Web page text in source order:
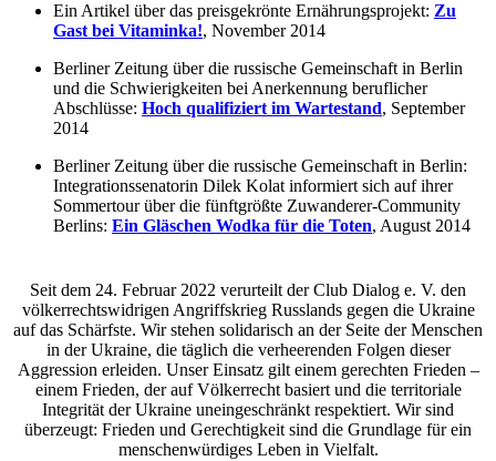
Ein Artikel über das preisgekrönte Ernährungsprojekt: Zu
Gast bei Vitaminka!, November 2014
Berliner Zeitung über die russische Gemeinschaft in Berlin
und die Schwierigkeiten bei Anerkennung beruflicher
Abschlüsse: Hoch qualifiziert im Wartestand, September
2014
Berliner Zeitung über die russische Gemeinschaft in Berlin:
Integrationssenatorin Dilek Kolat informiert sich auf ihrer
Sommertour über die fünftgrößte Zuwanderer-Community
Berlins: Ein Gläschen Wodka für die Toten, August 2014
Seit dem 24. Februar 2022 verurteilt der Club Dialog e. V. den
völkerrechtswidrigen Angriffskrieg Russlands gegen die Ukraine
auf das Schärfste. Wir stehen solidarisch an der Seite der Menschen
in der Ukraine, die täglich die verheerenden Folgen dieser
Aggression erleiden. Unser Einsatz gilt einem gerechten Frieden –
einem Frieden, der auf Völkerrecht basiert und die territoriale
Integrität der Ukraine uneingeschränkt respektiert. Wir sind
überzeugt: Frieden und Gerechtigkeit sind die Grundlage für ein
menschenwürdiges Leben in Vielfalt.